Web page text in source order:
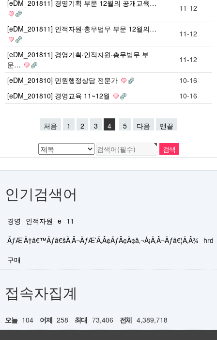
[eDM_201811] 경영기획 부문 12월의 공개교육…
11-12
[eDM_201811] 인적자원·총무법무 부문 12월의… 11-12
[eDM_201811] 경영기획·인적자원·총무법무 부
문…
11-12
[eDM_201810] 민원행정상담 전문가
10-16
[eDM_201810] 경영교육 11~12월
10-16
처음 1 2 3 4 5 다음 맨끝
인기검색어
경영 인적자원 e 11
ÃƒÆ’Ã†â€™Ãƒâ€šÃ‚Â¬ÃƒÆ’Ã‚Â¢ÃƒÂ¢Ã¢â‚¬Å¡Ã‚Â¬Ãƒâ€¦Ã‚Â¾ hrd
구매
접속자집계
오늘 104 어제 258 최대 73,406 전체 4,389,718